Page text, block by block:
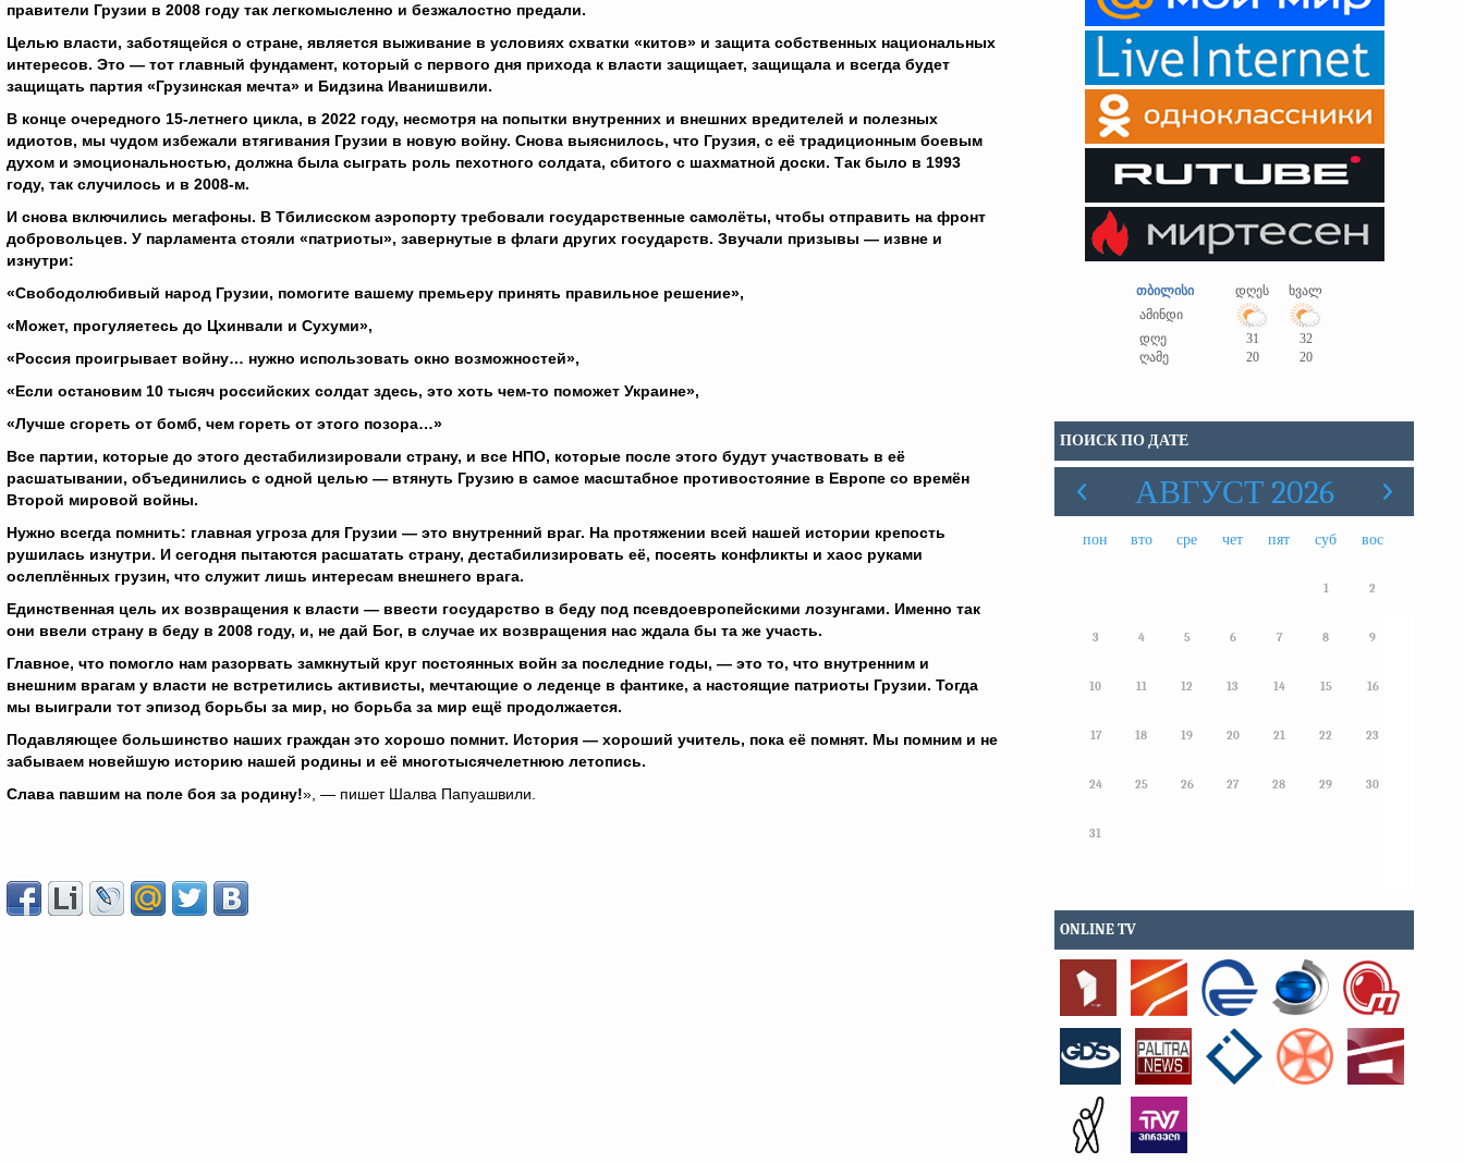
правители Грузии в 2008 году так легкомысленно и безжалостно предали.
Целью власти, заботящейся о стране, является выживание в условиях схватки «китов» и защита собственных национальных
интересов. Это — тот главный фундамент, который с первого дня прихода к власти защищает, защищала и всегда будет
защищать партия «Грузинская мечта» и Бидзина Иванишвили.
В конце очередного 15-летнего цикла, в 2022 году, несмотря на попытки внутренних и внешних вредителей и полезных
идиотов, мы чудом избежали втягивания Грузии в новую войну. Снова выяснилось, что Грузия, с её традиционным боевым
духом и эмоциональностью, должна была сыграть роль пехотного солдата, сбитого с шахматной доски. Так было в 1993
году, так случилось и в 2008-м.
И снова включились мегафоны. В Тбилисском аэропорту требовали государственные самолёты, чтобы отправить на фронт
добровольцев. У парламента стояли «патриоты», завернутые в флаги других государств. Звучали призывы — извне и
изнутри:
«Свободолюбивый народ Грузии, помогите вашему премьеру принять правильное решение»,
«Может, прогуляетесь до Цхинвали и Сухуми»,
«Россия проигрывает войну… нужно использовать окно возможностей»,
«Если остановим 10 тысяч российских солдат здесь, это хоть чем-то поможет Украине»,
«Лучше сгореть от бомб, чем гореть от этого позора…»
Все партии, которые до этого дестабилизировали страну, и все НПО, которые после этого будут участвовать в её
расшатывании, объединились с одной целью — втянуть Грузию в самое масштабное противостояние в Европе со времён
Второй мировой войны.
Нужно всегда помнить: главная угроза для Грузии — это внутренний враг. На протяжении всей нашей истории крепость
рушилась изнутри. И сегодня пытаются расшатать страну, дестабилизировать её, посеять конфликты и хаос руками
ослеплённых грузин, что служит лишь интересам внешнего врага.
Единственная цель их возвращения к власти — ввести государство в беду под псевдоевропейскими лозунгами. Именно так
они ввели страну в беду в 2008 году, и, не дай Бог, в случае их возвращения нас ждала бы та же участь.
Главное, что помогло нам разорвать замкнутый круг постоянных войн за последние годы, — это то, что внутренним и
внешним врагам у власти не встретились активисты, мечтающие о леденце в фантике, а настоящие патриоты Грузии. Тогда
мы выиграли тот эпизод борьбы за мир, но борьба за мир ещё продолжается.
Подавляющее большинство наших граждан это хорошо помнит. История — хороший учитель, пока её помнят. Мы помним и не
забываем новейшую историю нашей родины и её многотысячелетнюю летопись.
Слава павшим на поле боя за родину!», — пишет Шалва Папуашвили.
თბილისი დღეს
ხვალ
ამინდი
დღე
31
32
ღამე
20 20
ПОИСК ПО ДАТЕ
АВГУСТ 2026
пон вто сре чет пят суб вос
1 2
3 4 5 6 7 8 9
10 11 12 13 14 15 16
17 18 19 20 21 22 23
24 25 26 27 28 29 30
31
ONLINE TV